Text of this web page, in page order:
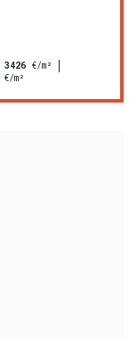
3426 €/m²
€/m²